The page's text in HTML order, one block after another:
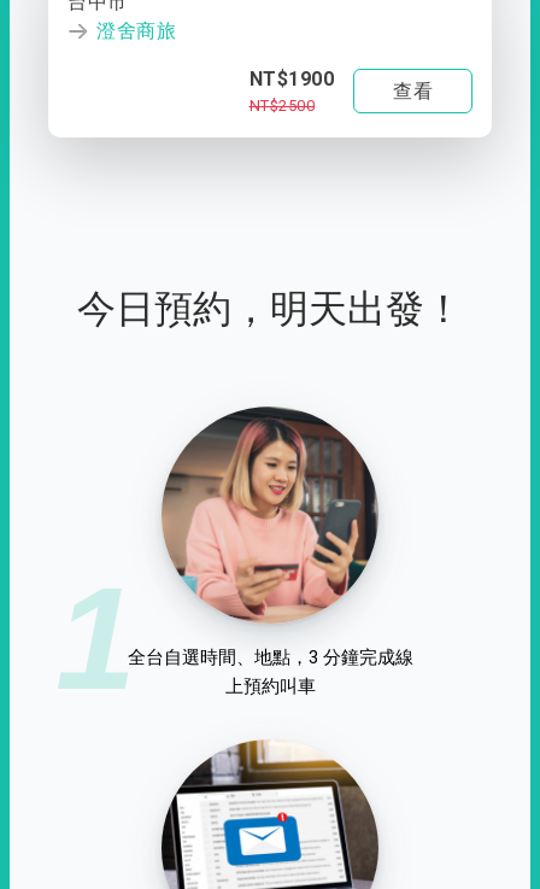
澄舍商旅
NT$1900
NT$2500
查看
今日預約，明天出發！
1全台自選時間、地點，3 分鐘完成線
上預約叫車